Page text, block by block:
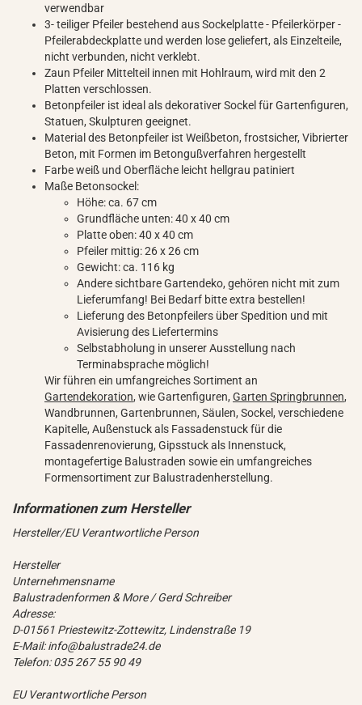
verwendbar
3- teiliger Pfeiler bestehend aus Sockelplatte - Pfeilerkörper -
Pfeilerabdeckplatte und werden lose geliefert, als Einzelteile,
nicht verbunden, nicht verklebt.
Zaun Pfeiler Mittelteil innen mit Hohlraum, wird mit den 2
Platten verschlossen.
Betonpfeiler ist ideal als dekorativer Sockel für Gartenfiguren,
Statuen, Skulpturen geeignet.
Material des Betonpfeiler ist Weißbeton, frostsicher, Vibrierter
Beton, mit Formen im Betongußverfahren hergestellt
Farbe weiß und Oberfläche leicht hellgrau patiniert
Maße Betonsockel:
Höhe: ca. 67 cm
Grundfläche unten: 40 x 40 cm
Platte oben: 40 x 40 cm
Pfeiler mittig: 26 x 26 cm
Gewicht: ca. 116 kg
Andere sichtbare Gartendeko, gehören nicht mit zum
Lieferumfang! Bei Bedarf bitte extra bestellen!
Lieferung des Betonpfeilers über Spedition und mit
Avisierung des Liefertermins
Selbstabholung in unserer Ausstellung nach
Terminabsprache möglich!
Wir führen ein umfangreiches Sortiment an
Gartendekoration, wie Gartenfiguren, Garten Springbrunnen,
Wandbrunnen, Gartenbrunnen, Säulen, Sockel, verschiedene
Kapitelle, Außenstuck als Fassadenstuck für die
Fassadenrenovierung, Gipsstuck als Innenstuck,
montagefertige Balustraden sowie ein umfangreiches
Formensortiment zur Balustradenherstellung.
Hersteller/EU Verantwortliche Person
Hersteller
Unternehmensname
Balustradenformen & More / Gerd Schreiber
Adresse:
D-01561 Priestewitz-Zottewitz, Lindenstraße 19
E-Mail: info@balustrade24.de
Telefon: 035 267 55 90 49
EU Verantwortliche Person